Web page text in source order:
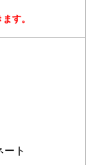
す。
ト